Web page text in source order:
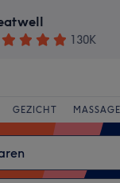
130K
GEZICHT MASSAGE